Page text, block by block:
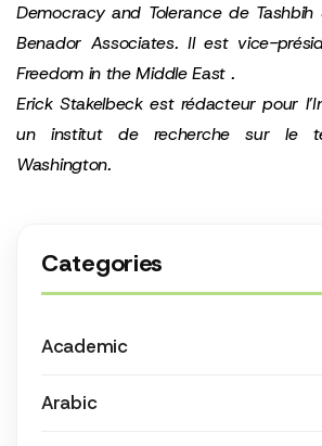
Democracy and Tolerance de Tashbih
Benador Associates. Il est vice-
Freedom in the Middle East .
Erick Stakelbeck est rédacteur pour
un institut de recherche sur le
Washington.
Categories
Academic
Arabic